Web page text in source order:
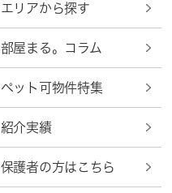
エリアから探す
部屋まる。コラム
ペット可物件特集
紹介実績
保護者の方はこちら